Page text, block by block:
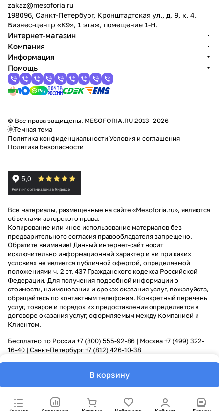
В корзину
zakaz@mesoforia.ru
198096, Санкт-Петербург, Кронштадтская ул., д. 9, к. 4.
Бизнес-центр «К9», 1 этаж, помещение 1-Н.
Интернет-магазин
Компания
Информация
Помощь
© Все права защищены. MESOFORIA.RU 2013- 2026
Темная тема
Политика конфиденциальности Условия и соглашения
Политика безопасности
Все материалы, размещенные на сайте «Mesoforia.ru», являются
объектами авторского права.
Копирование или иное использование материалов без
предварительного согласия правообладателя запрещено.
Обратите внимание! Данный интернет-сайт носит
исключительно информационный характер и ни при каких
условиях не является публичной офертой, определяемой
положениями ч. 2 ст. 437 Гражданского кодекса Российской
Федерации. Для получения подробной информации о
стоимости, наименовании и сроках оказания услуг, пожалуйста,
обращайтесь по контактным телефонам. Конкретный перечень
услуг, товаров и порядок их предоставления определяется в
договоре оказания услуг, оформляемым между Компанией и
Клиентом.
Бесплатно по России +7 (800) 555-92-86 | Москва+7 (499) 322-
16-40 | Санкт-Петербург+7 (812) 426-10-38